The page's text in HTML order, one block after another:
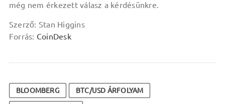
még nem érkezett válasz a kérdésünkre.
Szerző: Stan Higgins
Forrás: CoinDesk
BLOOMBERG BTC/USD ÁRFOLYAM